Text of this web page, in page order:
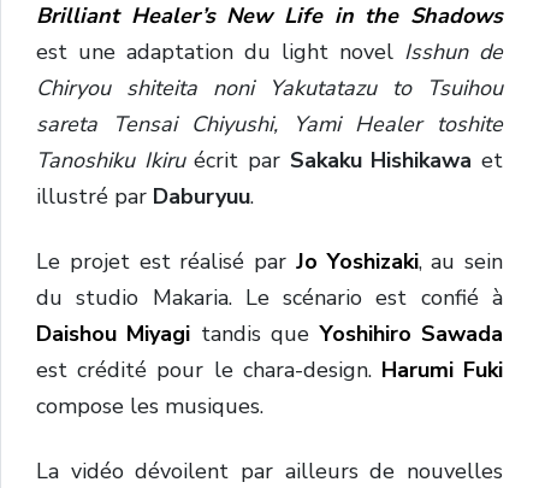
Brilliant Healer’s New Life in the Shadows
est une adaptation du light novel Isshun de
Chiryou shiteita noni Yakutatazu to Tsuihou
sareta Tensai Chiyushi, Yami Healer toshite
Tanoshiku Ikiruécrit par Sakaku Hishikawa et
illustré par Daburyuu.
Le projet est réalisé par Jo Yoshizaki, au sein
du studio Makaria. Le scénario est confié à
Daishou Miyagi tandis queYoshihiro Sawada
est crédité pour le chara-design. Harumi Fuki
compose les musiques.
La vidéo dévoilent par ailleurs de nouvelles